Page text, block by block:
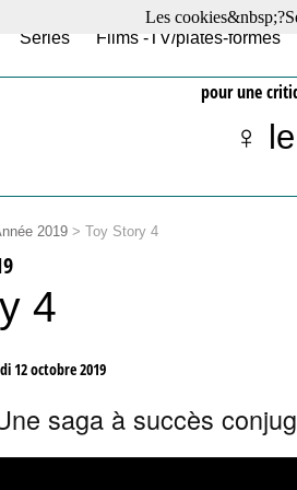
Séries Films -TV/plates-formes
pour une
♀
2019> Toy Story 4
4
12 octobre 2019
saga à succès
Les